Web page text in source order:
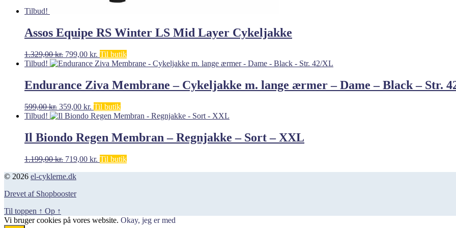
Tilbud!
Assos Equipe RS Winter LS Mid Layer Cykeljakke
1.329,00kr. Den
oprindelige
1.329,00 kr..
799,00 kr. Den
aktuelle
799,00 kr..
Til butik
Tilbud!
Endurance Ziva Membrane – Cykeljakke m. lange ærmer – Dame – Black – Str.
599,00kr. Den
oprindelige
var:
599,00 kr..
359,00 kr. Den
aktuelle
er:
359,00 kr..
Til butik
Tilbud!
Il Biondo Regen Membran – Regnjakke – Sort – XXL
1.199,00kr. Den
pris
1.199,00 kr..
719,00 kr. Den
Til butik
© 2026 el-cyklerne.dk
Drevet af Shopbooster
Til toppen ↑ Op ↑
Vi bruger cookies på vores website. Okay, jeg er med